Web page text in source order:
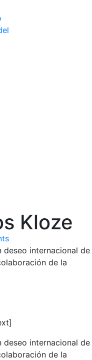
Kloze
deseo internacional de
de la
deseo internacional de
de la